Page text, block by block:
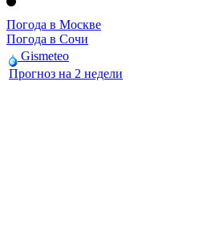
Погода в Москве
Погода в Сочи
Gismeteo
Прогноз на 2 недели